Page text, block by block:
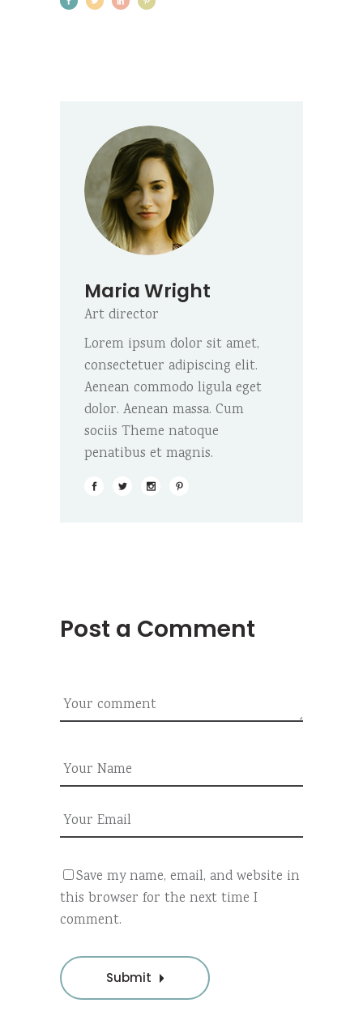
Maria Wright
Art director
Lorem ipsum dolor sit amet,
consectetuer adipiscing elit.
Aenean commodo ligula eget
dolor. Aenean massa. Cum
sociis Theme natoque
penatibus et magnis.
Post a Comment
Save my name, email, and website in
this browser for the next time I
comment.
Submit